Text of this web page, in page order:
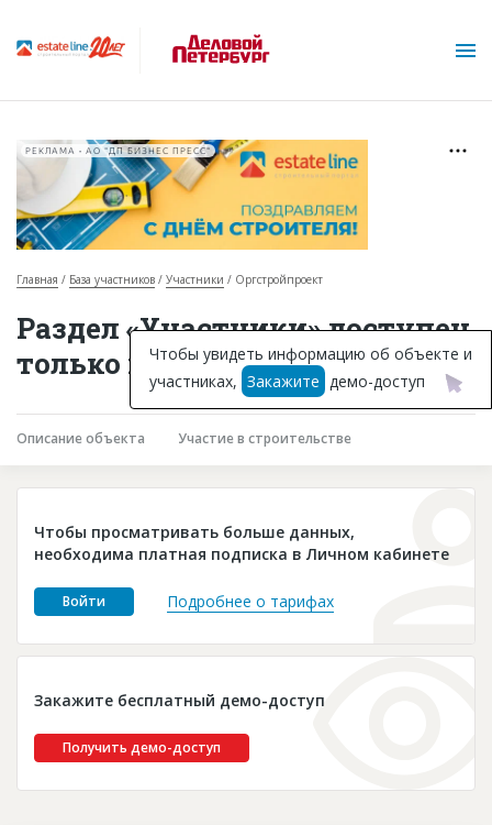
Горячие объекты
База строящихся объектов
Инвестпроекты
Глоссарий
Платные услуги
Пресс-релизы
РЕКЛАМА • АО "ДП БИЗНЕС ПРЕСС"
Главная База участников Участники Оргстройпроект
Раздел «Участники» доступен
только подписчикам
Описание объекта Участие в строительстве
Чтобы просматривать больше данных,
необходима платная подписка в Личном кабинете
Войти Подробнее о тарифах
Закажите бесплатный демо-доступ
Получить демо-доступ
Чтобы увидеть информацию об объекте и
участниках, Закажите демо-доступ